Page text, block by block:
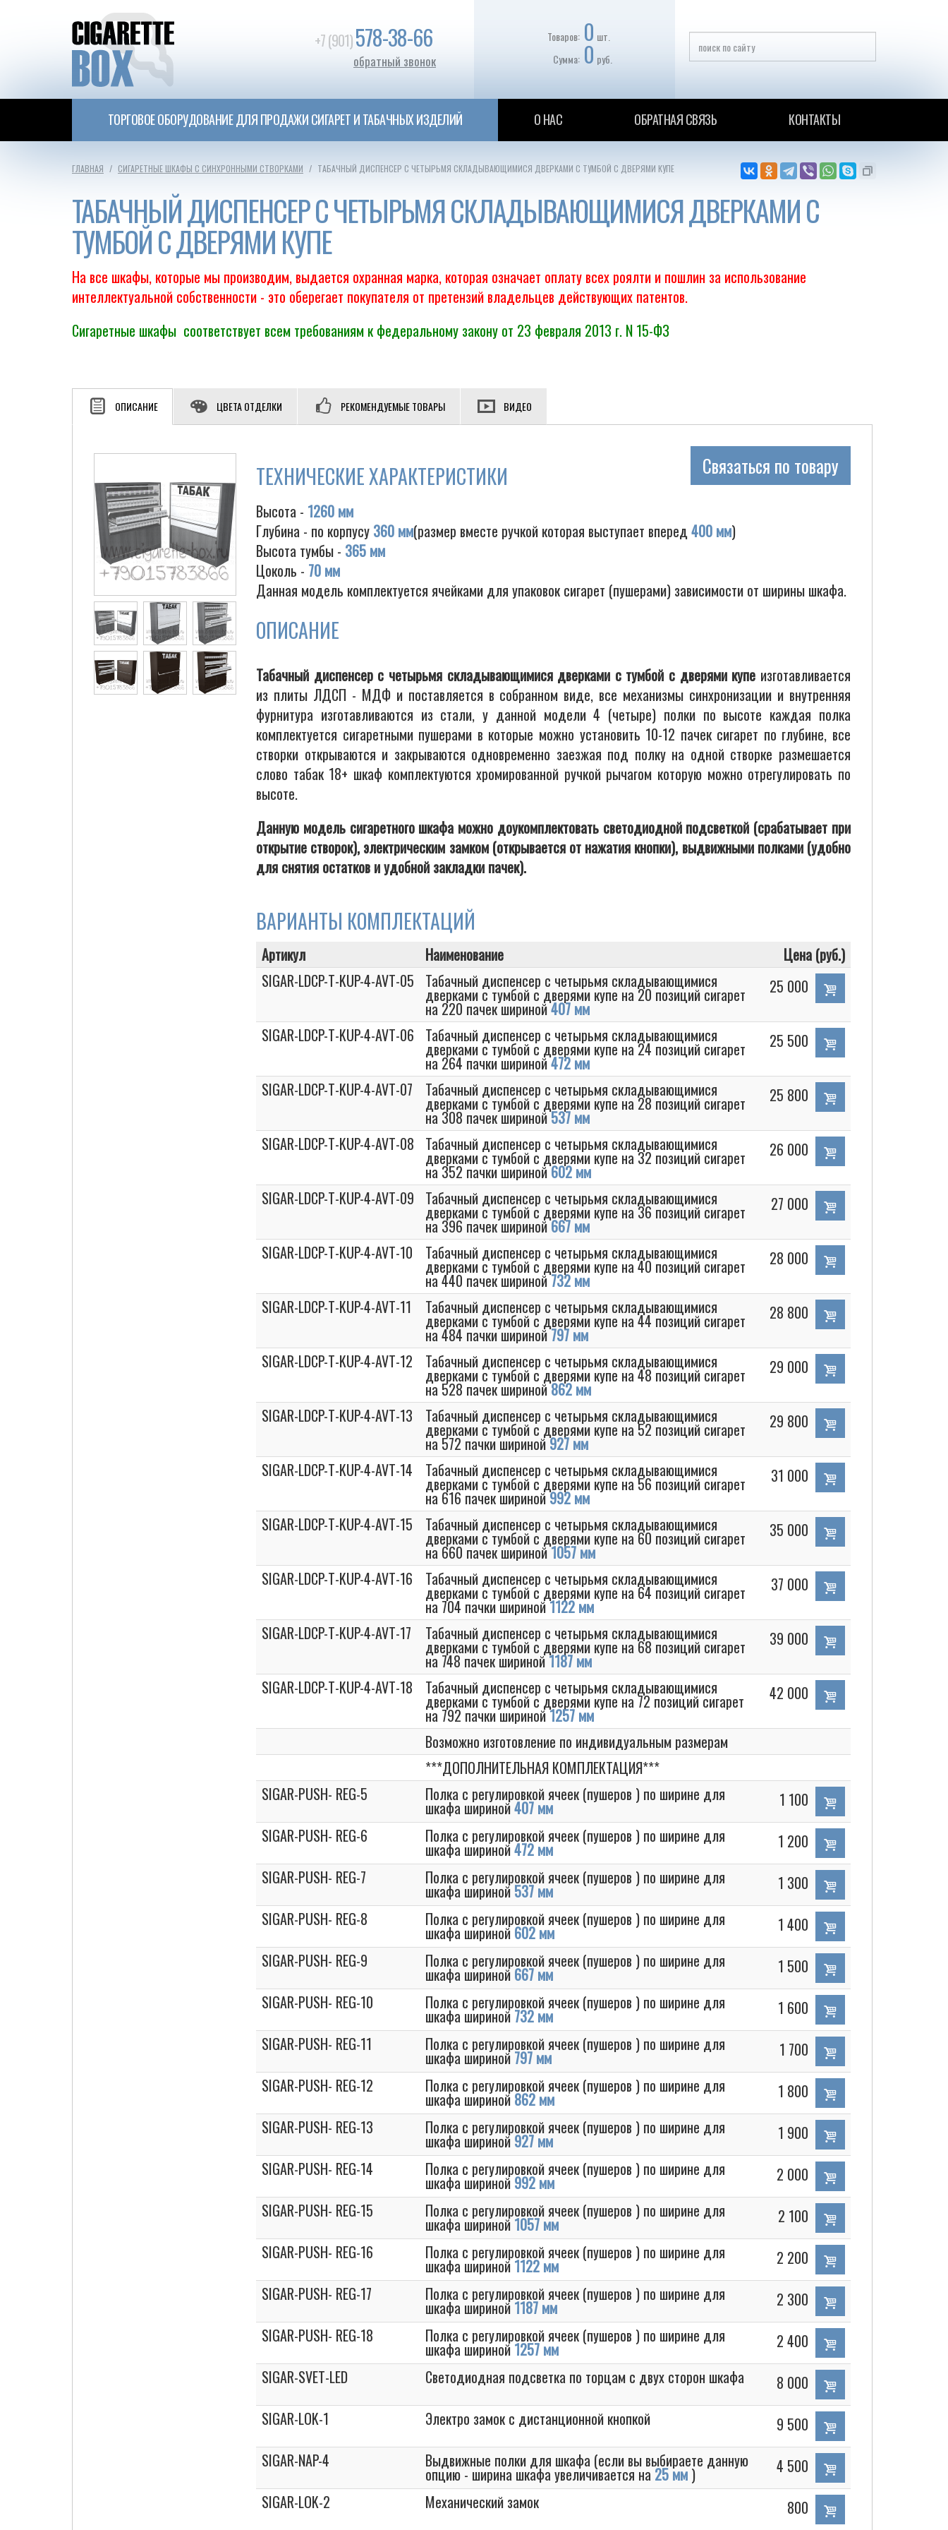
Cigarette Box
+7 (901)578-38-66
обратный звонок
Товаров: 0 шт.
Сумма: 0 руб.
ТОРГОВОЕ ОБОРУДОВАНИЕ ДЛЯ ПРОДАЖИ СИГАРЕТ И ТАБАЧНЫХ ИЗДЕЛИЙ О НАС ОБРАТНАЯ СВЯЗЬ КОНТАКТЫ
ГЛАВНАЯ СИГАРЕТНЫЕ ШКАФЫ С СИНХРОННЫМИ СТВОРКАМИ ТАБАЧНЫЙ ДИСПЕНСЕР С ЧЕТЫРЬМЯ СКЛАДЫВАЮЩИМИСЯ ДВЕРКАМИ С ТУМБОЙ С ДВЕРЯМИ КУПЕ
ТАБАЧНЫЙ ДИСПЕНСЕР С ЧЕТЫРЬМЯ СКЛАДЫВАЮЩИМИСЯ ДВЕРКАМИ С
ТУМБОЙ С ДВЕРЯМИ КУПЕ
На все шкафы, которые мы производим, выдается охранная марка, которая означает оплату всех роялти и пошлин за использование
интеллектуальной собственности - это оберегает покупателя от претензий владельцев действующих патентов.
Сигаретные шкафы соответствует всем требованиям к федеральному закону от 23 февраля 2013 г. N 15-ФЗ
ОПИСАНИЕ ЦВЕТА ОТДЕЛКИ РЕКОМЕНДУЕМЫЕ ТОВАРЫ ВИДЕО
Связаться по товару
ТЕХНИЧЕСКИЕ ХАРАКТЕРИСТИКИ
Высота - 1260 мм
Глубина - по корпусу 360 мм(размер вместе ручкой которая выступает вперед400 мм)
Высота тумбы - 365 мм
Цоколь - 70 мм
Данная модель комплектуется ячейками для упаковок сигарет (пушерами) зависимости от ширины шкафа.
ОПИСАНИЕ
Табачный диспенсер с четырьмя складывающимися дверками с тумбой с дверями купе изготавливается
из плиты ЛДСП - МДФ и поставляется в собранном виде, все механизмы синхронизации и внутренняя
фурнитура изготавливаются из стали, у данной модели 4 (четыре) полки по высоте каждая полка
комплектуется сигаретными пушерами в которые можно установить 10-12 пачек сигарет по глубине, все
створки открываются и закрываются одновременно заезжая под полку на одной створке размешается
слово табак 18+ шкаф комплектуются хромированной ручкой рычагом которую можно отрегулировать по
высоте.
Данную модель сигаретного шкафа можно доукомплектовать светодиодной подсветкой (срабатывает при
открытие створок), электрическим замком (открывается от нажатия кнопки), выдвижными полками (удобно
для снятия остатков и удобной закладки пачек).
ВАРИАНТЫ КОМПЛЕКТАЦИЙ
Артикул Наименование
Цена (руб.)
SIGAR-LDCP-T-KUP-4-AVT-05 Табачный диспенсер с четырьмя складывающимися
дверками с тумбой с дверями купе на 20 позиций сигарет
на 220 пачек шириной407 мм
25 000
SIGAR-LDCP-T-KUP-4-AVT-06 Табачный диспенсер с четырьмя складывающимися
дверками с тумбой с дверями купе на 24 позиций сигарет
на 264 пачки шириной472 мм
25 500
SIGAR-LDCP-T-KUP-4-AVT-07 Табачный диспенсер с четырьмя складывающимися
дверками с тумбой с дверями купе на 28 позиций сигарет
на 308 пачек шириной537 мм
25 800
SIGAR-LDCP-T-KUP-4-AVT-08 Табачный диспенсер с четырьмя складывающимися
дверками с тумбой с дверями купе на 32 позиций сигарет
на 352 пачки шириной602 мм
26 000
SIGAR-LDCP-T-KUP-4-AVT-09 Табачный диспенсер с четырьмя складывающимися
дверками с тумбой с дверями купе на 36 позиций сигарет
на 396 пачек шириной667 мм
27 000
SIGAR-LDCP-T-KUP-4-AVT-10 Табачный диспенсер с четырьмя складывающимися
дверками с тумбой с дверями купе на 40 позиций сигарет
на 440 пачек шириной732 мм
28 000
SIGAR-LDCP-T-KUP-4-AVT-11 Табачный диспенсер с четырьмя складывающимися
дверками с тумбой с дверями купе на 44 позиций сигарет
на 484 пачки шириной797 мм
28 800
SIGAR-LDCP-T-KUP-4-AVT-12 Табачный диспенсер с четырьмя складывающимися
дверками с тумбой с дверями купе на 48 позиций сигарет
на 528 пачек шириной862 мм
29 000
SIGAR-LDCP-T-KUP-4-AVT-13 Табачный диспенсер с четырьмя складывающимися
дверками с тумбой с дверями купе на 52 позиций сигарет
на 572 пачки шириной927 мм
29 800
SIGAR-LDCP-T-KUP-4-AVT-14 Табачный диспенсер с четырьмя складывающимися
дверками с тумбой с дверями купе на 56 позиций сигарет
на 616 пачек шириной992 мм
31 000
SIGAR-LDCP-T-KUP-4-AVT-15 Табачный диспенсер с четырьмя складывающимися
дверками с тумбой с дверями купе на 60 позиций сигарет
на 660 пачек шириной1057 мм
35 000
SIGAR-LDCP-T-KUP-4-AVT-16 Табачный диспенсер с четырьмя складывающимися
дверками с тумбой с дверями купе на 64 позиций сигарет
на 704 пачки шириной1122 мм
37 000
SIGAR-LDCP-T-KUP-4-AVT-17 Табачный диспенсер с четырьмя складывающимися
дверками с тумбой с дверями купе на 68 позиций сигарет
на 748 пачек шириной1187 мм
39 000
SIGAR-LDCP-T-KUP-4-AVT-18 Табачный диспенсер с четырьмя складывающимися
дверками с тумбой с дверями купе на 72 позиций сигарет
на 792 пачки шириной1257 мм
42 000
Возможно изготовление по индивидуальным размерам
***ДОПОЛНИТЕЛЬНАЯ КОМПЛЕКТАЦИЯ***
SIGAR-PUSH- REG-5
Полка с регулировкой ячеек (пушеров ) по ширине для
шкафа шириной407 мм
1 100
SIGAR-PUSH- REG-6
Полка с регулировкой ячеек (пушеров ) по ширине для
шкафа шириной472 мм
1 200
SIGAR-PUSH- REG-7
Полка с регулировкой ячеек (пушеров ) по ширине для
шкафа шириной 537 мм
1 300
SIGAR-PUSH- REG-8
Полка с регулировкой ячеек (пушеров ) по ширине для
шкафа шириной 602 мм
1 400
SIGAR-PUSH- REG-9
Полка с регулировкой ячеек (пушеров ) по ширине для
шкафа шириной 667 мм
1 500
SIGAR-PUSH- REG-10
Полка с регулировкой ячеек (пушеров ) по ширине для
шкафа шириной 732 мм
1 600
SIGAR-PUSH- REG-11
Полка с регулировкой ячеек (пушеров ) по ширине для
шкафа шириной 797 мм
1 700
SIGAR-PUSH- REG-12
Полка с регулировкой ячеек (пушеров ) по ширине для
шкафа шириной 862 мм
1 800
SIGAR-PUSH- REG-13
Полка с регулировкой ячеек (пушеров ) по ширине для
шкафа шириной 927 мм
1 900
SIGAR-PUSH- REG-14
Полка с регулировкой ячеек (пушеров ) по ширине для
шкафа шириной 992 мм
2 000
SIGAR-PUSH- REG-15
Полка с регулировкой ячеек (пушеров ) по ширине для
шкафа шириной 1057 мм
2 100
SIGAR-PUSH- REG-16
Полка с регулировкой ячеек (пушеров ) по ширине для
шкафа шириной 1122 мм
2 200
SIGAR-PUSH- REG-17
Полка с регулировкой ячеек (пушеров ) по ширине для
шкафа шириной 1187 мм
2 300
SIGAR-PUSH- REG-18
Полка с регулировкой ячеек (пушеров ) по ширине для
шкафа шириной 1257 мм
2 400
SIGAR-SVET-LED
Светодиодная подсветка по торцам с двух сторон шкафа
8 000
SIGAR-LOK-1
Электро замок с дистанционной кнопкой
9 500
SIGAR-NAP-4
Выдвижные полки для шкафа (если вы выбираете данную
опцию - ширина шкафа увеличивается на 25 мм )
4 500
SIGAR-LOK-2
Механический замок 800